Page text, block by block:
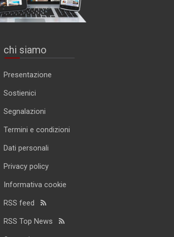
chi siamo
Presentazione
Sostienici
Segnalazioni
Termini e condizioni
Dati personali
Privacy policy
Informativa cookie
RSS feed
RSS Top News